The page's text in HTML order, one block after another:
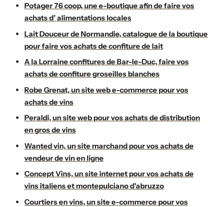
Potager 76 coop, une e-boutique afin de faire vos
achats d’ alimentations locales
Lait Douceur de Normandie, catalogue de la boutique
pour faire vos achats de confiture de lait
A la Lorraine confitures de Bar-le-Duc, faire vos
achats de confiture groseilles blanches
Robe Grenat, un site web e-commerce pour vos
achats de vins
Peraldi, un site web pour vos achats de distribution
en gros de vins
Wanted vin, un site marchand pour vos achats de
vendeur de vin en ligne
Concept Vins, un site internet pour vos achats de
vins italiens et montepulciano d'abruzzo
Courtiers en vins, un site e-commerce pour vos